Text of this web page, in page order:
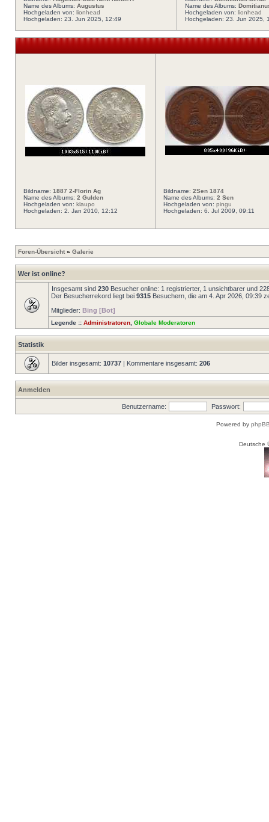
Name des Albums: Augustus
Hochgeladen von: lionhead
Hochgeladen: 23. Jun 2025, 12:49
Name des Albums:
Hochgeladen von: lionhead
Hochgeladen: 23. Jun 2025,
Bildname: 1887 2-Florin Ag
Name des Albums: 2 Gulden
Hochgeladen von: klaupo
Hochgeladen: 2. Jan 2010, 12:12
Bildname: 2Sen 1874
Name des Albums: 2 Sen
Hochgeladen von: pingu
Hochgeladen: 6. Jul 2009, 09:11
Foren-Übersicht » Galerie
Wer ist online?
Insgesamt sind 230 Besucher online: 1 registrierter, 1 unsichtbarer und
Der Besucherrekord liegt bei 9315 Besuchern, die am 4. Apr 2026, 09:39
Mitglieder: Bing [Bot]
Legende :: Administratoren Globale Moderatoren
Statistik
Bilder insgesamt: 10737 | Kommentare insgesamt: 206
Anmelden
Benutzername: Passwort:
Powered by
Deutsche